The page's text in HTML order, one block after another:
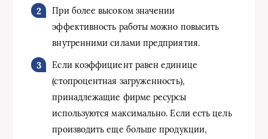
При более высоком значении
эффективность работы можно повысить
внутренними силами предприятия.
Если коэффициент равен единице
(стопроцентная загруженность),
принадлежащие фирме ресурсы
используются максимально. Если есть цель
производить еще больше продукции,